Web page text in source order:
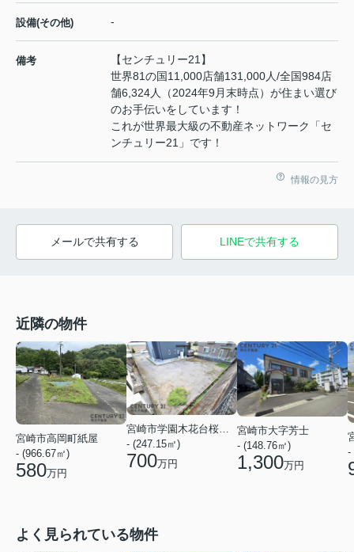
設備(その他) -
備考
【センチュリー21】
世界81の国11,000店舗131,000人/全国984店
舗6,324人（2024年9月末時点）が住まい選び
のお手伝いをしています！
これが世界最大級の不動産ネットワーク「セ
ンチュリー21」です！
情報の見方
メールで共有する LINEで共有する
近隣の物件
宮崎市高岡町紙屋
- (966.67㎡)
580万円
宮崎市学園木花台桜２丁目
- (247.15㎡)
700万円
宮崎市大字芳士
- (148.76㎡)
1,300万円
-
よく見られている物件